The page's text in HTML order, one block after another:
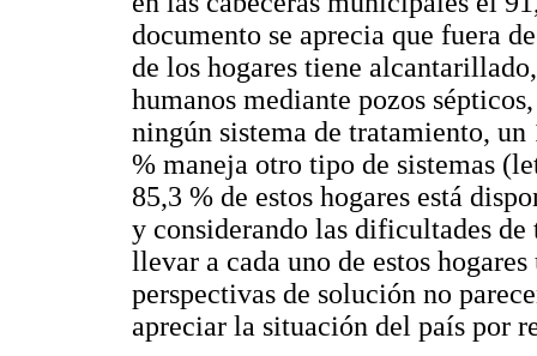
documento se aprecia que fuera
de los hogares tiene
humanos mediante pozos
ningún sistema de tratamiento,
% maneja otro tipo de sistemas
85,3 % de estos hogares está
y considerando las dificultades
llevar a cada uno de estos
perspectivas de solución no
apreciar la situación del país por